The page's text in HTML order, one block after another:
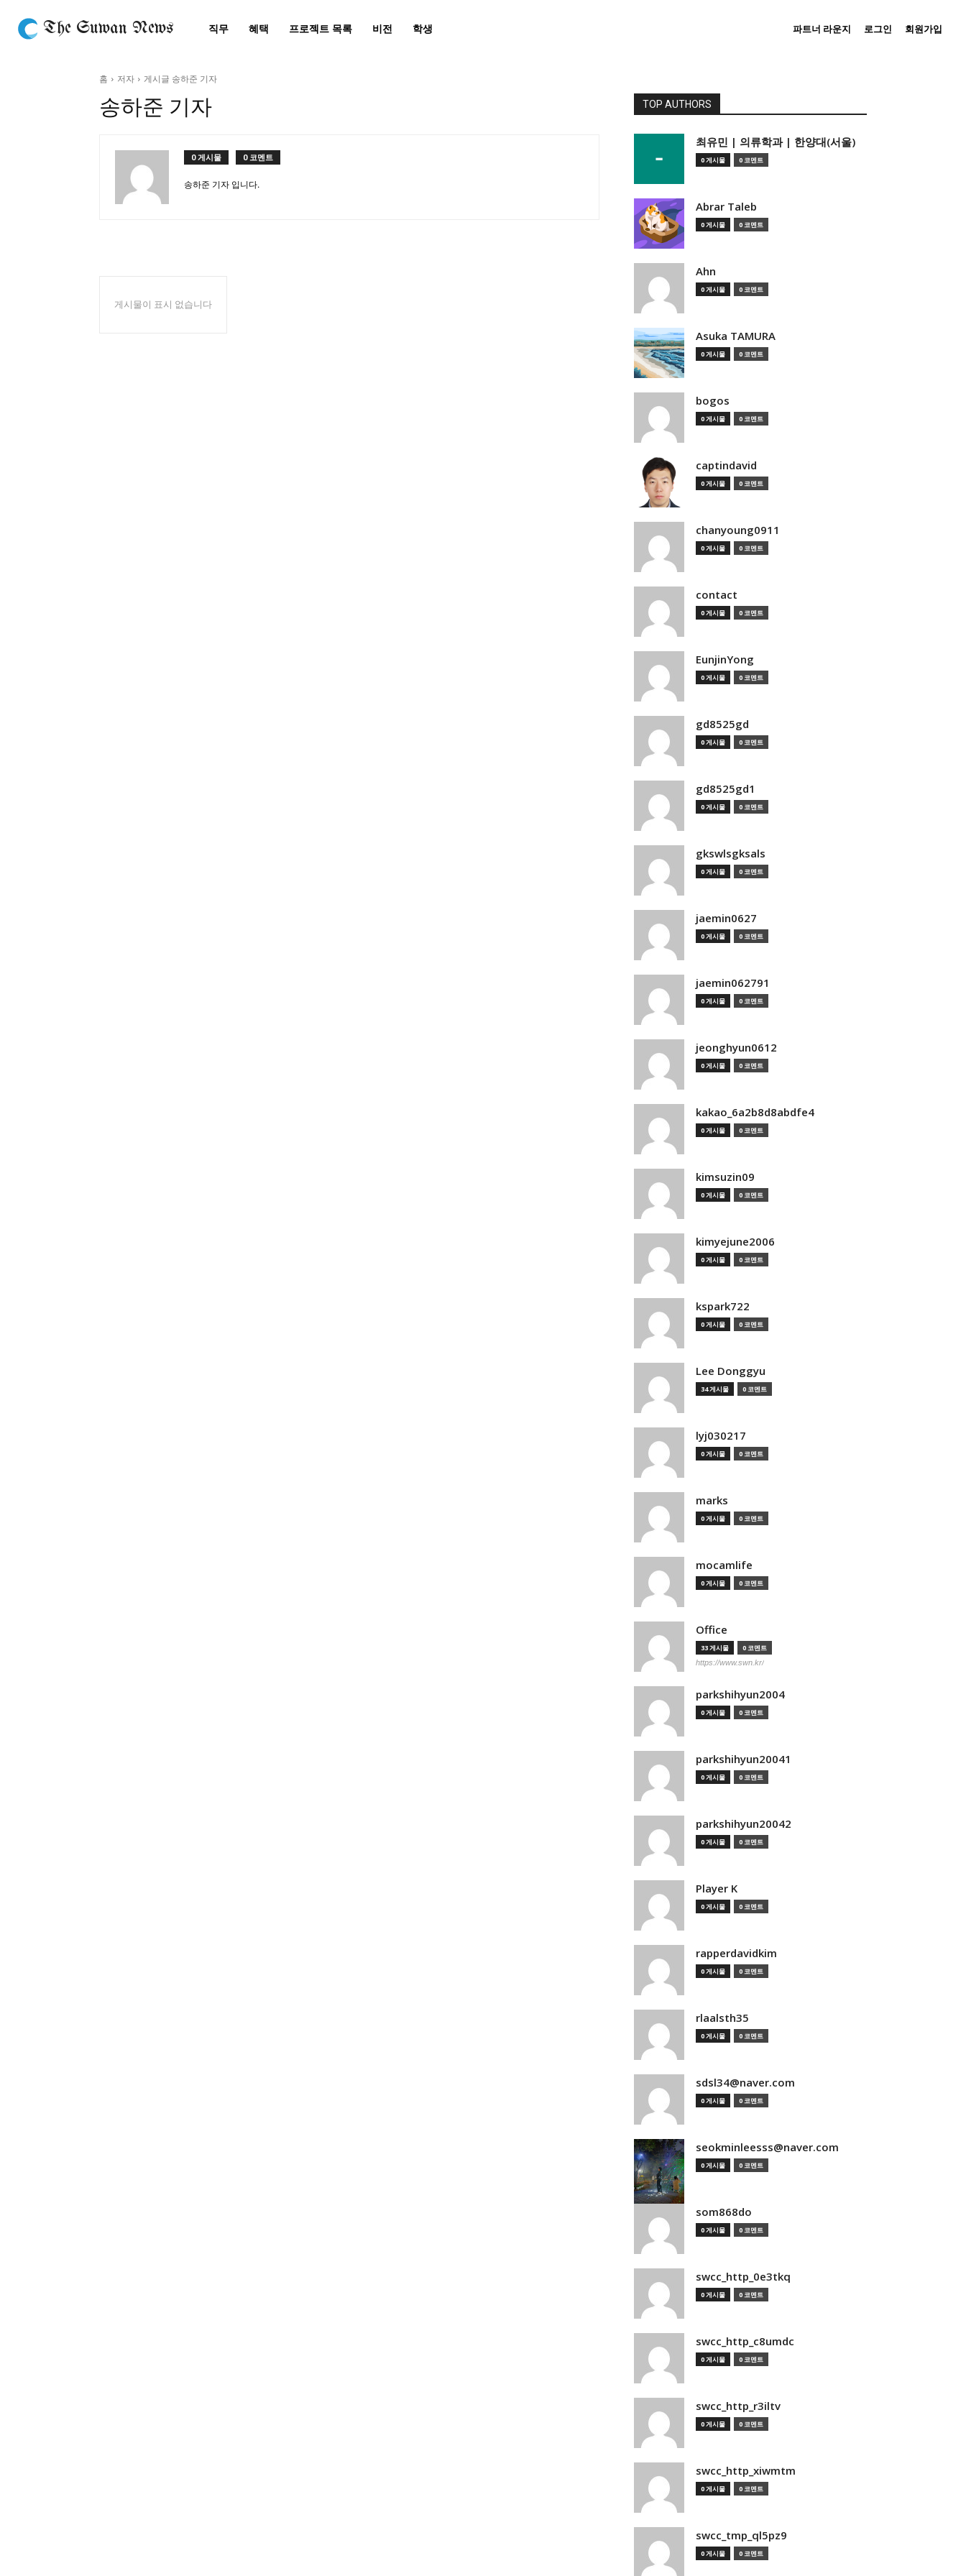
The Suwan News 직무 혜택 프로젝트 목록 비전 학생 파트너 라운지 로그인 회원가입
홈 저자 게시글 송하준 기자
송하준 기자
0 게시물 0 코멘트
송하준 기자 입니다.
게시물이 표시 없습니다
TOP AUTHORS
­최유민 | 의류학과 | 한양대(서울)
0 게시물 0 코멘트
Abrar Taleb
0 게시물 0 코멘트
Ahn
0 게시물 0 코멘트
Asuka TAMURA
0 게시물 0 코멘트
bogos
0 게시물 0 코멘트
captindavid
0 게시물 0 코멘트
chanyoung0911
0 게시물 0 코멘트
contact
0 게시물 0 코멘트
EunjinYong
0 게시물 0 코멘트
gd8525gd
0 게시물 0 코멘트
gd8525gd1
0 게시물 0 코멘트
gkswlsgksals
0 게시물 0 코멘트
jaemin0627
0 게시물 0 코멘트
jaemin062791
0 게시물 0 코멘트
jeonghyun0612
0 게시물 0 코멘트
kakao_6a2b8d8abdfe4
0 게시물 0 코멘트
kimsuzin09
0 게시물 0 코멘트
kimyejune2006
0 게시물 0 코멘트
kspark722
0 게시물 0 코멘트
Lee Donggyu
34 게시물 0 코멘트
lyj030217
0 게시물 0 코멘트
marks
0 게시물 0 코멘트
mocamlife
0 게시물 0 코멘트
Office
33 게시물 0 코멘트
https://www.swn.kr/
parkshihyun2004
0 게시물 0 코멘트
parkshihyun20041
0 게시물 0 코멘트
parkshihyun20042
0 게시물 0 코멘트
Player K
0 게시물 0 코멘트
rapperdavidkim
0 게시물 0 코멘트
rlaalsth35
0 게시물 0 코멘트
sdsl34@naver.com
0 게시물 0 코멘트
seokminleesss@naver.com
0 게시물 0 코멘트
som868do
0 게시물 0 코멘트
swcc_http_0e3tkq
0 게시물 0 코멘트
swcc_http_c8umdc
0 게시물 0 코멘트
swcc_http_r3iltv
0 게시물 0 코멘트
swcc_http_xiwmtm
0 게시물 0 코멘트
swcc_tmp_ql5pz9
0 게시물 0 코멘트